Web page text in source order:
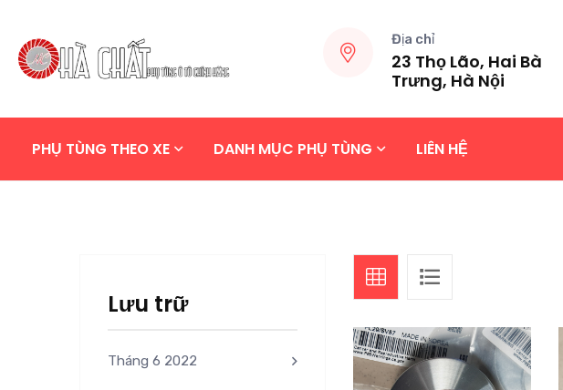
Địa chỉ
23 Thọ Lão, Hai Bà
Trưng, Hà Nội
PHỤ TÙNG THEO XE DANH MỤC PHỤ TÙNG LIÊN HỆ
Lưu trữ
Tháng 6 2022